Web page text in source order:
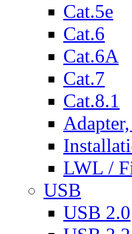
Cat.5e
Cat.6
Cat.6A
Cat.7
Cat.8.1
LWL /
USB
USB 2.0